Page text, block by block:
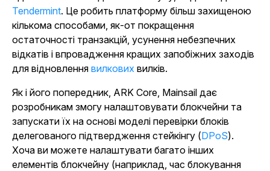
Tendermint. Це робить платформу більш захищеною
кількома способами, як-от покращення
остаточності транзакцій, усунення небезпечних
відкатів і впровадження кращих запобіжних заходів
для відновлення вилкових вилків.
Як і його попередник, ARK Core, Mainsail дає
розробникам змогу налаштовувати блокчейни та
запускати їх на основі моделі перевірки блоків
делегованого підтвердження стейкінгу (DPoS).
Хоча ви можете налаштувати багато інших
елементів блокчейну (наприклад, час блокування